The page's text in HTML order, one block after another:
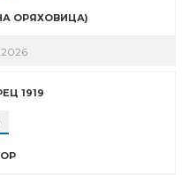
ОРЯХОВИЦА)
1919